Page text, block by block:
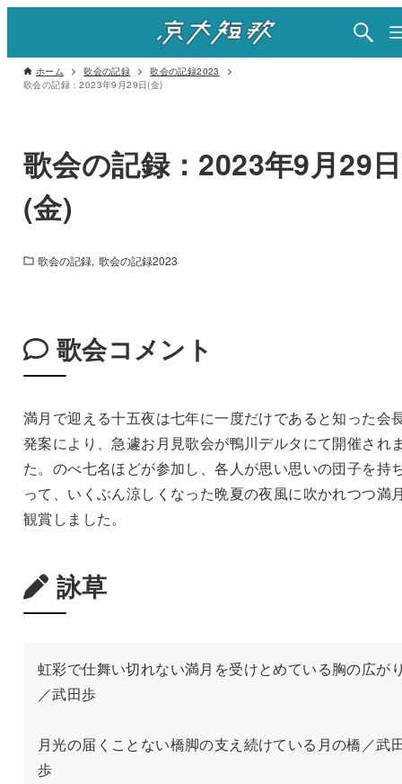
ホーム 歌会の記録
歌会の記録2023
歌会の記録：2023年9月29日(金)
歌会の記録：2023年9月29日
(金)
歌会の記録 歌会の記録2023
歌会コメント
満月で迎える十五夜は七年に一度だけであると知った会
発案により、急遽お月見歌会が鴨川デルタにて開催され
た。のべ七名ほどが参加し、各人が思い思いの団子を持
って、いくぶん涼しくなった晩夏の夜風に吹かれつつ満
観賞しました。
詠草
虹彩で仕舞い切れない満月を受けとめている胸の広が
／武田歩
月光の届くことない橋脚の支え続けている月の橋／武
歩